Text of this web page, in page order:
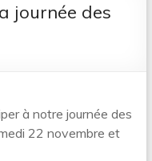
journée des
à notre journée des
22 novembre et